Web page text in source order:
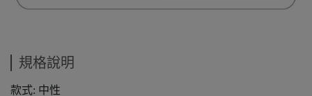
規格說明
款式: 中性